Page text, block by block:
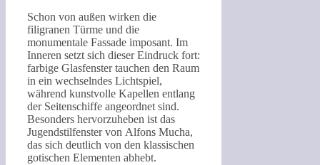
Schon von außen wirken die
filigranen Türme und die
monumentale Fassade imposant. Im
Inneren setzt sich dieser Eindruck fort:
farbige Glasfenster tauchen den Raum
in ein wechselndes Lichtspiel,
während kunstvolle Kapellen entlang
der Seitenschiffe angeordnet sind.
Besonders hervorzuheben ist das
Jugendstilfenster von Alfons Mucha,
das sich deutlich von den klassischen
gotischen Elementen abhebt.